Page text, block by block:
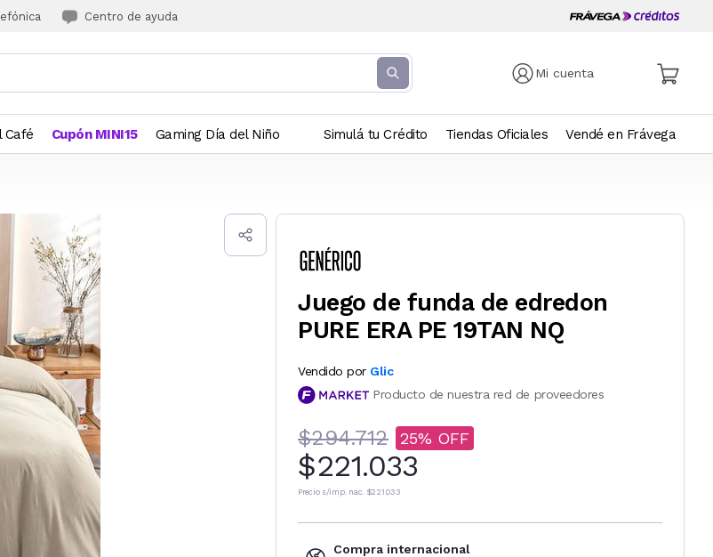
Centro de ayuda
Mi cuenta
Café Cupón MINI15 Gaming Día del Niño Simulá tu Crédito Tiendas Oficiales Vendé en Frávega
Juego de funda de edredon
PURE ERA PE 19TAN NQ
Vendido por Glic
Producto de nuestra red de proveedores
$294.712 25
$221.033
Precio s/imp. nac. $221.033
Compra internacional